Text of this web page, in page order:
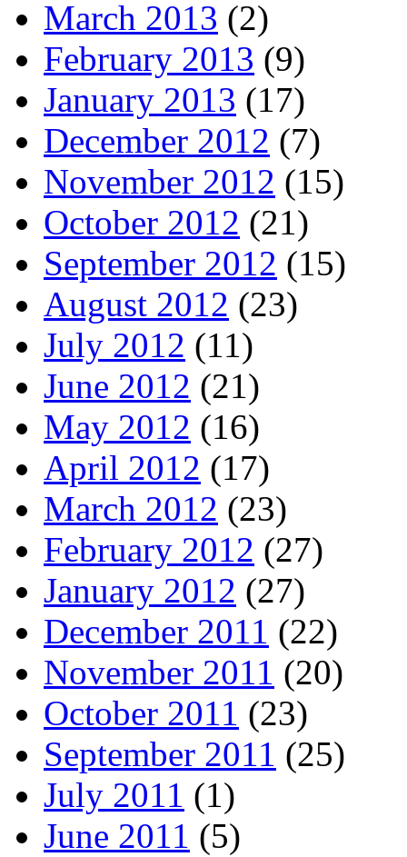
March 2013 (2)
February 2013 (9)
January 2013 (17)
December 2012 (7)
November 2012 (15)
October 2012 (21)
September 2012 (15)
August 2012 (23)
July 2012 (11)
June 2012 (21)
May 2012 (16)
April 2012 (17)
March 2012 (23)
February 2012 (27)
January 2012 (27)
December 2011 (22)
November 2011 (20)
October 2011 (23)
September 2011 (25)
July 2011 (1)
June 2011 (5)